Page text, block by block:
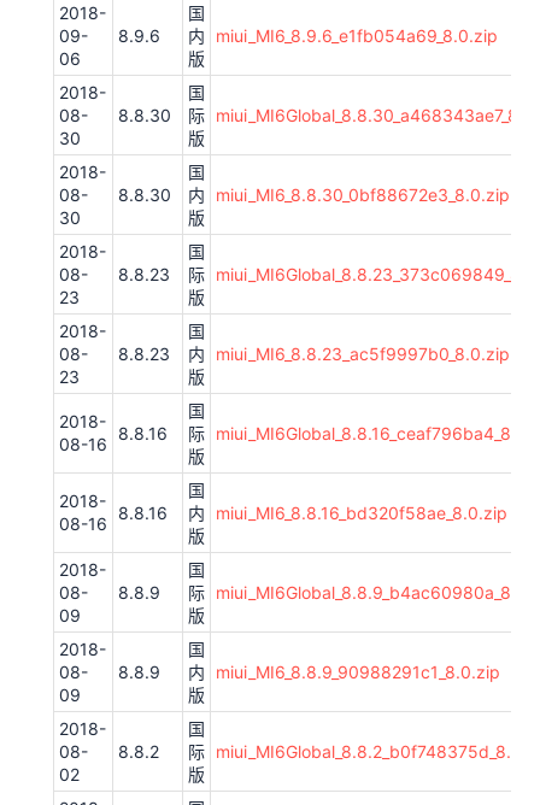
2018-
09-
06
8.9.6
国
内
版
miui_MI6_8.9.6_e1fb054a69_8.0.zip
2018-
08-
30
8.8.30
国
际
版
2018-
08-
30
8.8.30
国
内
版
miui_MI6_8.8.30_0bf88672e3_8.0.zip
2018-
08-
23
8.8.23
国
际
版
2018-
08-
23
8.8.23
国
内
版
miui_MI6_8.8.23_ac5f9997b0_8.0.zip
2018-
08-16
8.8.16
国
际
版
2018-
08-16
8.8.16
国
内
版
miui_MI6_8.8.16_bd320f58ae_8.0.zip
2018-
08-
09
8.8.9
国
际
版
2018-
08-
09
8.8.9
国
内
版
miui_MI6_8.8.9_90988291c1_8.0.zip
2018-
08-
02
8.8.2
国
际
版